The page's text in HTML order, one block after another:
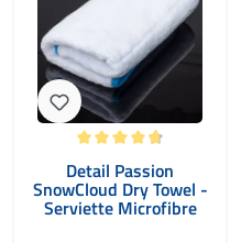
Note moyenne de 4.85 sur 5 étoiles
Detail Passion
SnowCloud Dry Towel -
Serviette Microfibre